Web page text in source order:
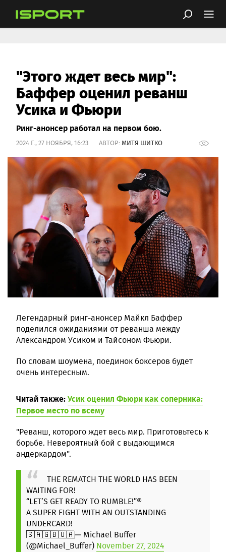
"Этого ждет весь мир":
Баффер оценил реванш
Усика и Фьюри
Ринг-анонсер работал на первом бою.
2024 Г., 27 НОЯБРЯ, 16:23 АВТОР: МИТЯ ШИТКО
Легендарный ринг-анонсер Майкл Баффер
поделился ожиданиями от реванша между
Александром Усиком и Тайсоном Фьюри.
По словам шоумена, поединок боксеров будет
очень интересным.
Читай также:Усик оценил Фьюри как соперника:
Первое место по всему
"Реванш, которого ждет весь мир. Приготовьтесь к
борьбе. Невероятный бой с выдающимся
андеркардом".
THE REMATCH THE WORLD HAS BEEN
WAITING FOR!
“LET’S GET READY TO RUMBLE!”®
A SUPER FIGHT WITH AN OUTSTANDING
UNDERCARD!
🇸🇦🇬🇧🇺🇦— Michael Buffer
(@Michael_Buffer) November 27, 2024